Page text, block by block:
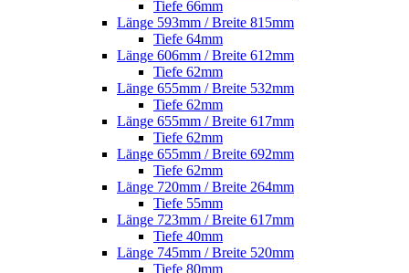
Tiefe 66mm
Länge 593mm / Breite 815mm
Tiefe 64mm
Länge 606mm / Breite 612mm
Tiefe 62mm
Länge 655mm / Breite 532mm
Tiefe 62mm
Länge 655mm / Breite 617mm
Tiefe 62mm
Länge 655mm / Breite 692mm
Tiefe 62mm
Länge 720mm / Breite 264mm
Tiefe 55mm
Länge 723mm / Breite 617mm
Tiefe 40mm
Länge 745mm / Breite 520mm
Tiefe 80mm